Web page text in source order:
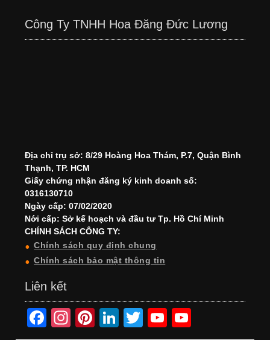
Công Ty TNHH Hoa Đăng Đức Lương
Địa chỉ trụ sở: 8/29 Hoàng Hoa Thám, P.7, Quận Bình
Thạnh, TP. HCM
Giấy chứng nhận đăng ký kinh doanh số:
0316130710
Ngày cấp: 07/02/2020
Nới cấp: Sở kế hoạch và đầu tư Tp. Hồ Chí Minh
CHÍNH SÁCH CÔNG TY:
Chính sách quy định chung
Chính sách bảo mật thông tin
Liên kết
F
In
Pi
Li
T
Y